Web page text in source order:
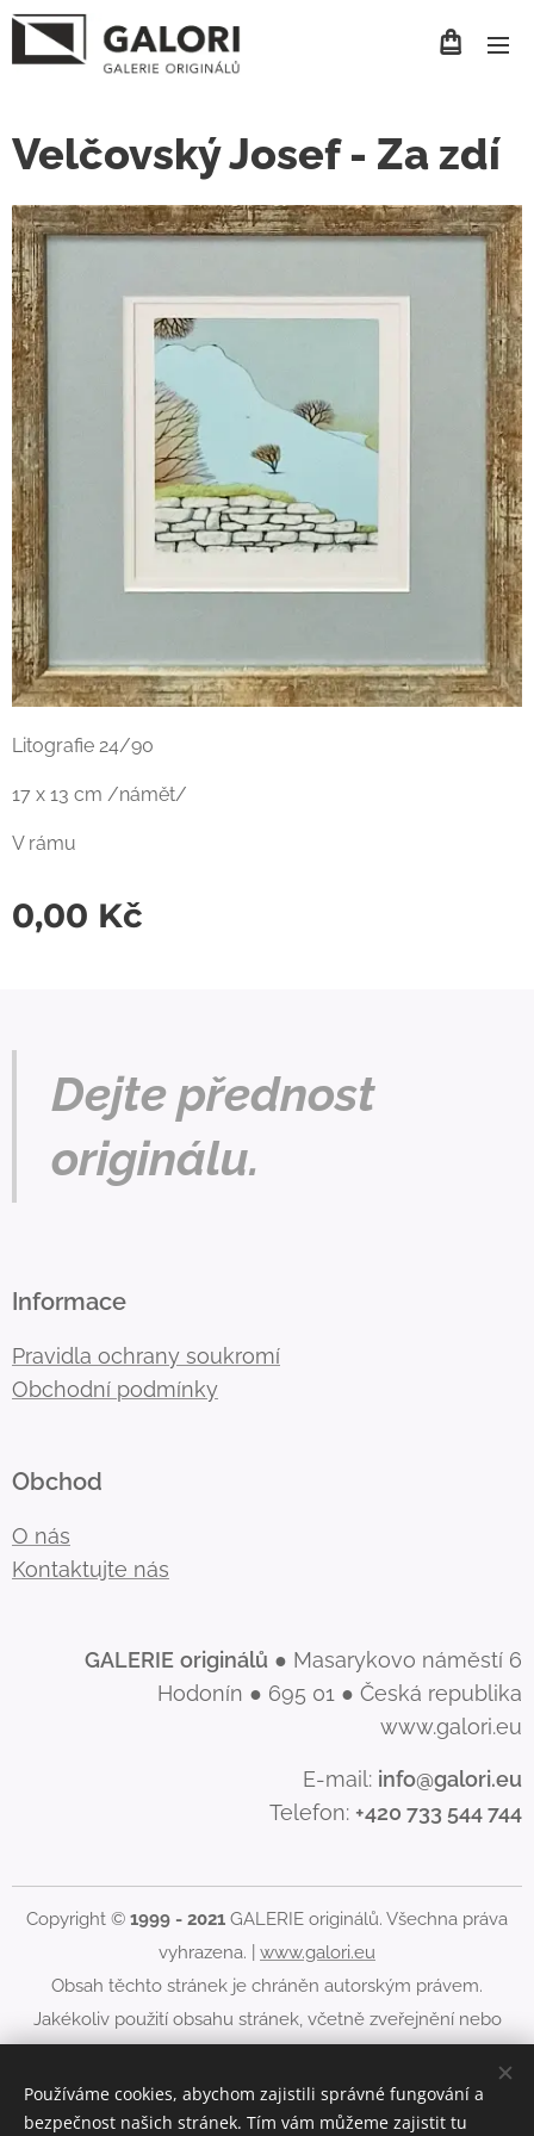
Velčovský Josef - Za zdí
Litografie 24/90
17 x 13 cm /námět/
V rámu
0,00 Kč
Dejte přednost
originálu.
Informace
Pravidla ochrany soukromí
Obchodní podmínky
Obchod
O nás
Kontaktujte nás
GALERIE originálů ● Masarykovo náměstí 6
Hodonín ● 695 01 ● Česká republika
www.galori.eu
E-mail: info@galori.eu
Telefon: +420 733 544 744
Copyright © 1999 - 2021 GALERIE originálů. Všechna práva
vyhrazena. | www.galori.eu
Obsah těchto stránek je chráněn autorským právem.
Jakékoliv použití obsahu stránek, včetně zveřejnění nebo
GALERIE originálů zakázáno.
Cookies
Používáme cookies, abychom zajistili správné fungování a
bezpečnost našich stránek. Tím vám můžeme zajistit tu